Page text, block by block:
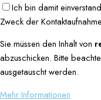
Ich bin damit
Zweck der
Sie müssen den Inhalt von
abzuschicken. Bitte
ausgetauscht werden.
Mehr Informationen